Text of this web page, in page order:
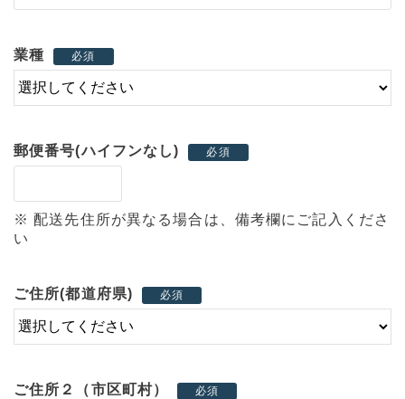
業種 必須
郵便番号(ハイフンなし) 必須
※ 配送先住所が異なる場合は、備考欄にご記入くださ
い
ご住所(都道府県) 必須
ご住所２（市区町村） 必須